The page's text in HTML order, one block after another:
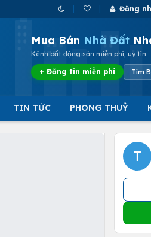
Đăng
Mua Bán Nhà Đất
Kênh bất động sản miễn phí, uy tín
+ Đăng tin miễn phí Tìm
TIN TỨC PHONG THUỶ
T